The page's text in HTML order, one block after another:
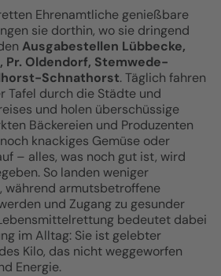
Ehrenamtliche genießbare
sie dorthin, wo sie dringend
Ausgabestellen Lübbecke,
Pr. Oldendorf, Stemwede-
Schnathorst. Täglich fahren
Tafel durch die Städte und
und holen überschüssige
Bäckereien und Produzenten
knackiges Gemüse oder
– alles, was noch gut ist, wird
So landen weniger
während armutsbetroffene
und Zugang zu gesunder
bedeutet dabei
im Alltag: Sie ist gelebter
Kilo, das nicht weggeworfen
Energie.